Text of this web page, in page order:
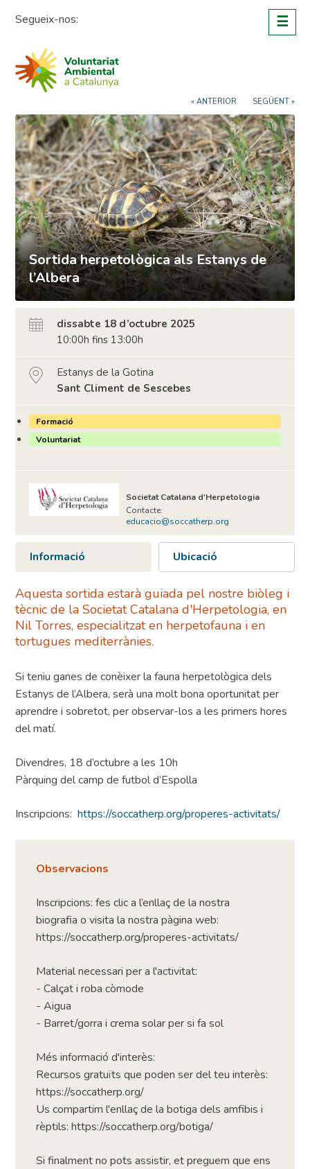
Segueix-nos: ☰
« ANTERIOR SEGÜENT »
Sortida herpetològica als Estanys de
l’Albera
dissabte 18 d’octubre 2025
10:00h fins 13:00h
Estanys de la Gotina
Sant Climent de Sescebes
Formació
Voluntariat
Societat Catalana d'Herpetologia
Contacte:
educacio@soccatherp.org
Informació Ubicació
Aquesta sortida estarà guiada pel nostre biòleg i
tècnic de la Societat Catalana d'Herpetologia, en
Nil Torres, especialitzat en herpetofauna i en
tortugues mediterrànies.
Si teniu ganes de conèixer la fauna herpetològica dels
Estanys de l’Albera, serà una molt bona oportunitat per
aprendre i sobretot, per observar-los a les primers hores
del matí.
Divendres, 18 d’octubre a les 10h
Pàrquing del camp de futbol d’Espolla
Inscripcions:https://soccatherp.org/properes-activitats/
Observacions
Inscripcions: fes clic a l’enllaç de la nostra
biografia o visita la nostra pàgina web:
https://soccatherp.org/properes-activitats/
Material necessari per a l'activitat:
- Calçat i roba còmode
- Aigua
- Barret/gorra i crema solar per si fa sol
Més informació d'interès:
Recursos gratuïts que poden ser del teu interès:
https://soccatherp.org/
Us compartim l'enllaç de la botiga dels amfibis i
rèptils: https://soccatherp.org/botiga/
Si finalment no pots assistir, et preguem que ens